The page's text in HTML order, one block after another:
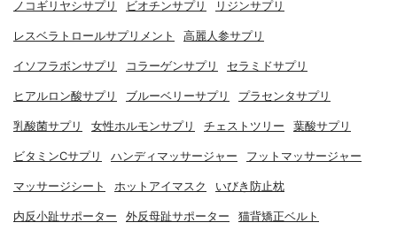
ノコギリヤシサプリ ビオチンサプリ リジンサプリ
レスベラトロールサプリメント 高麗人参サプリ
イソフラボンサプリ コラーゲンサプリ セラミドサプリ
ヒアルロン酸サプリ ブルーベリーサプリ プラセンタサプリ
乳酸菌サプリ 女性ホルモンサプリ チェストツリー 葉酸サプリ
ビタミンCサプリ ハンディマッサージャー フットマッサージャー
マッサージシート ホットアイマスク いびき防止枕
内反小趾サポーター 外反母趾サポーター 猫背矯正ベルト